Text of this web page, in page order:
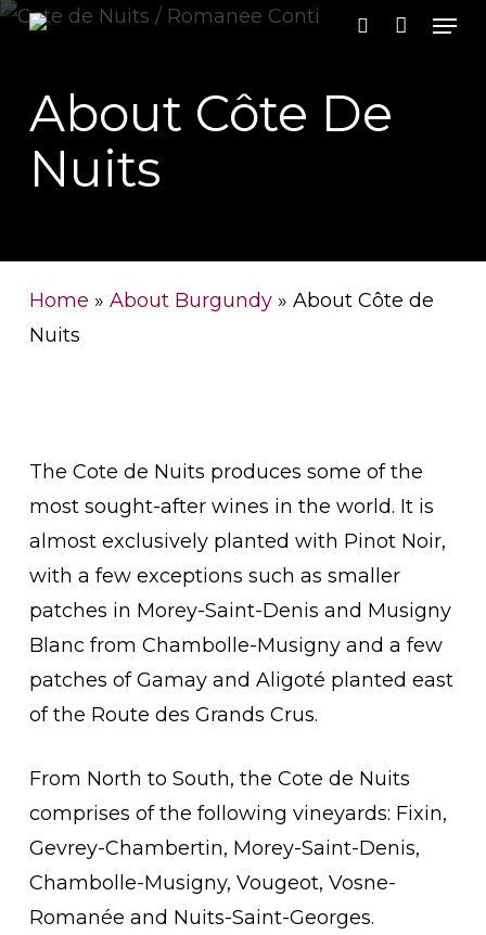
Skip
content
About Côte De
Nuits
Home » About Burgundy» About Côte de
Nuits
The Cote de Nuits produces some of the
most sought-after wines in the world. It is
almost exclusively planted with Pinot Noir,
with a few exceptions such as smaller
patches in Morey-Saint-Denis and Musigny
Blanc from Chambolle-Musigny and a few
patches of Gamay and Aligoté planted east
of the Route des Grands Crus.
From North to South, the Cote de Nuits
comprises of the following vineyards: Fixin,
Gevrey-Chambertin, Morey-Saint-Denis,
Chambolle-Musigny, Vougeot, Vosne-
Romanée and Nuits-Saint-Georges.